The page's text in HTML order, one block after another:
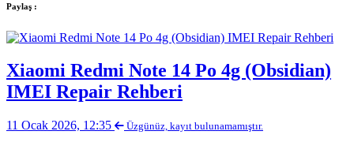
Paylaş :
Xiaomi Redmi Note 14 Po 4g (Obsidian)
IMEI Repair Rehberi
11 Ocak 2026, 12:35 Üzgünüz, kayıt bulunamamıştır.